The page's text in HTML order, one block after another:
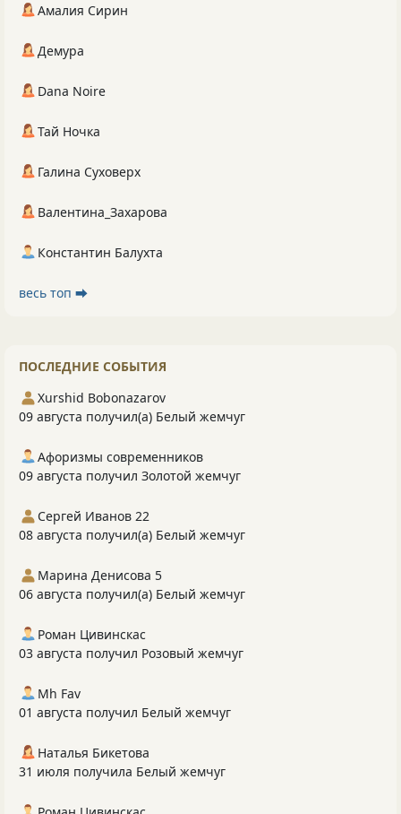
Амалия Сирин
Демура
Dana Noire
Тай Ночка
Галина Суховерх
Валентина_Захарова
Константин Балухта
весь топ ⮕
ПОСЛЕДНИЕ СОБЫТИЯ
Xurshid Bobonazarov
09 августа получил(а) Белый жемчуг
Афоризмы современников
09 августа получил Золотой жемчуг
Сергей Иванов 22
08 августа получил(а) Белый жемчуг
Марина Денисова 5
06 августа получил(а) Белый жемчуг
Роман Цивинскас
03 августа получил Розовый жемчуг
Mh Fav
01 августа получил Белый жемчуг
Наталья Бикетова
31 июля получила Белый жемчуг